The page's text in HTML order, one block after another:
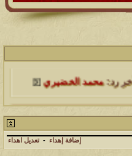
آخر مشاركة
رد:
آخر مشاركة
رد:محمد الخضيري
إضافة إهداء - تعديل اهداء